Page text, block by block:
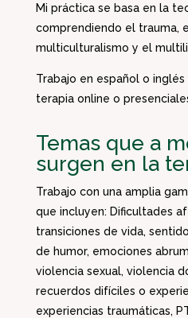
Mi práctica se basa en la
comprendiendo el trauma,
multiculturalismo y el
Trabajo en español o
terapia online o
Temas que a
surgen en la
Trabajo con una amplia
que incluyen: Dificultades
transiciones de vida,
de humor, emociones
violencia sexual, violencia
recuerdos difíciles o
experiencias traumáticas,